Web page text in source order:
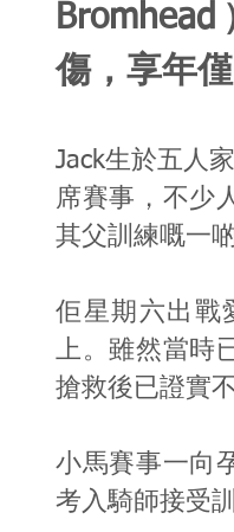
傷，享年僅
Jack生於五人
席賽事，不少
其父訓練嘅一
佢星期六出戰
上。雖然當時
搶救後已證實
小馬賽事一向
考入騎師接受訓